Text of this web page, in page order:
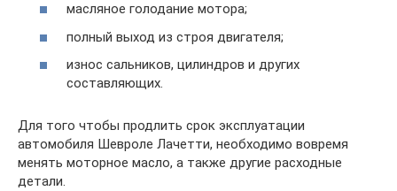
масляное голодание мотора;
полный выход из строя двигателя;
износ сальников, цилиндров и других
составляющих.
Для того чтобы продлить срок эксплуатации
автомобиля Шевроле Лачетти, необходимо вовремя
менять моторное масло, а также другие расходные
детали.